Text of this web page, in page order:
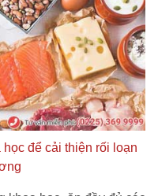
để cải thiện rối loạn